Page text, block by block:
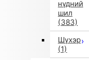
нүдний
шил
(383)
Шүхэр
(1)
(60/70 cm / Multic...